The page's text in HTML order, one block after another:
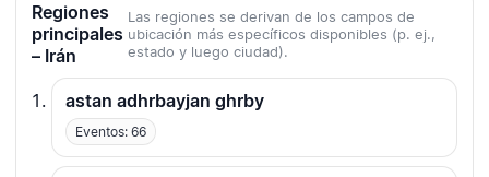
Regiones
principales
– Irán
Las regiones se derivan de los campos de
ubicación más específicos disponibles (p. ej.,
estado y luego ciudad).
astan adhrbayjan ghrby
Eventos: 66